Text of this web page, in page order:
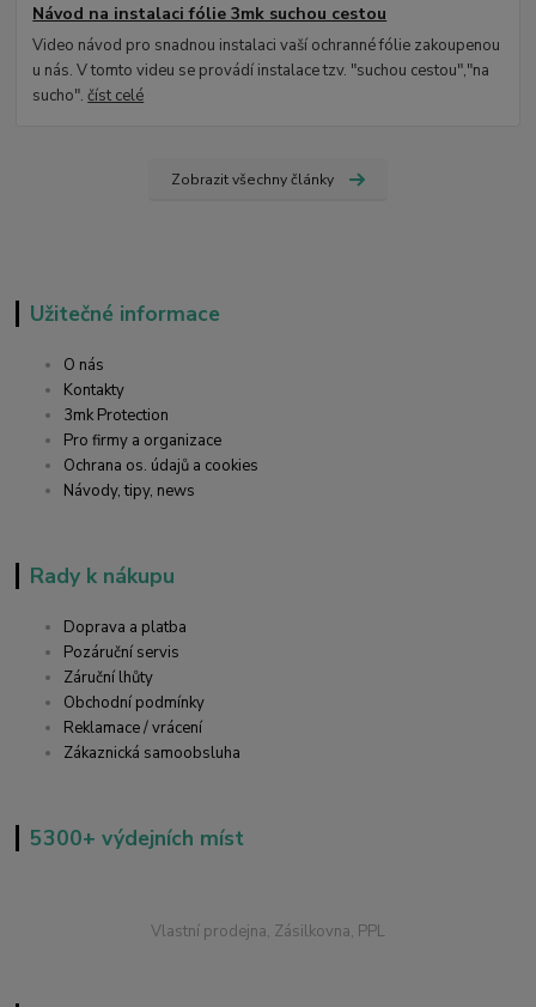
Návod na instalaci fólie 3mk suchou cestou
Video návod pro snadnou instalaci vaší ochranné fólie zakoupenou
u nás. V tomto videu se provádí instalace tzv. "suchou cestou","na
sucho".číst celé
Zobrazit všechny články
Užitečné informace
O nás
Kontakty
3mk Protection
Pro firmy a organizace
Ochrana os. údajů a cookies
Návody, tipy, news
Rady k nákupu
Doprava a platba
Pozáruční servis
Záruční lhůty
Obchodní podmínky
Reklamace / vrácení
Zákaznická samoobsluha
5300+ výdejních míst
Vlastní prodejna, Zásilkovna, PPL